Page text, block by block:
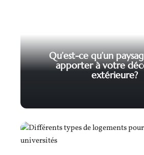
Qu’est-ce qu’un
apporter à votre
extérieure?